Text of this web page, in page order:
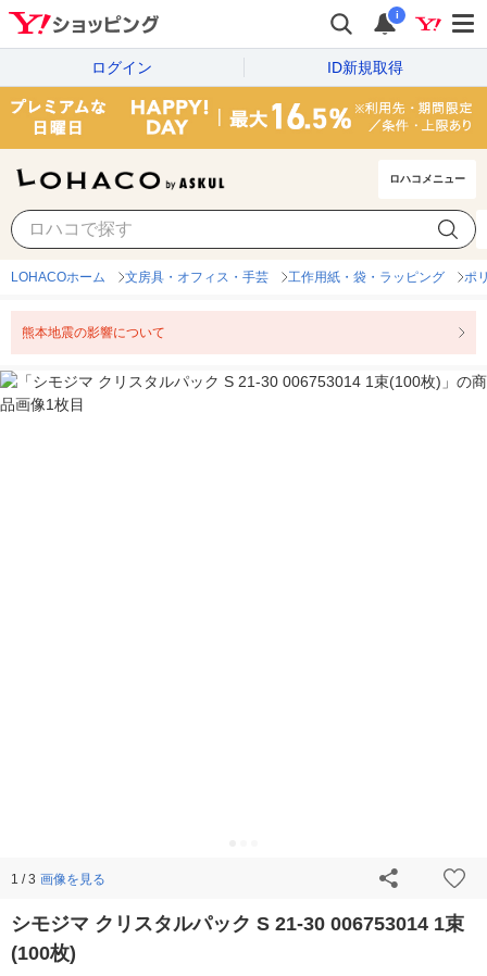
i
ログイン ID新規取得
ロハコメニュー
LOHACOホーム 文房具・オフィス・手芸 工作用紙・袋・ラッピング ポ
熊本地震の影響について
1 / 3 画像を見る
シモジマ クリスタルパック S 21-30 006753014 1束
(100枚)